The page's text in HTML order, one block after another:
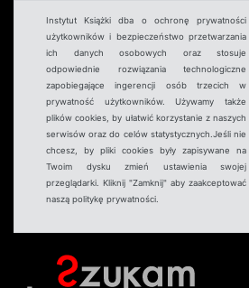
Instytut Książki dba o ochronę prywatności
użytkowników i bezpieczeństwo przetwarzania
ich danych osobowych oraz stosuje
odpowiednie rozwiązania technologiczne
zapobiegające ingerencji osób trzecich w
prywatność użytkowników. Używamy także
plików cookies, by ułatwić korzystanie z naszych
serwisów oraz do celów statystycznych.Jeśli nie
chcesz, by pliki cookies były zapisywane na
Twoim dysku zmień ustawienia swojej
przeglądarki. Kliknij "Zamknij" aby zaakceptować
naszą politykę prywatności.